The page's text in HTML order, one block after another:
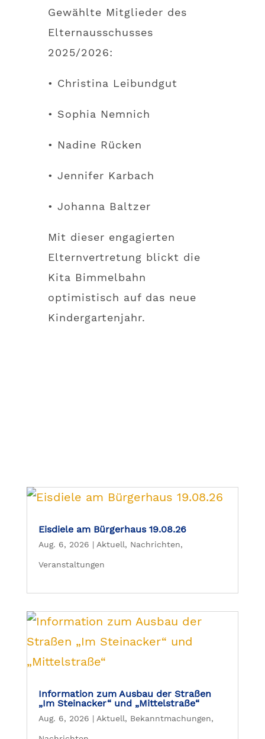
Gewählte Mitglieder des
Elternausschusses
2025/2026:
• Christina Leibundgut
• Sophia Nemnich
• Nadine Rücken
• Jennifer Karbach
• Johanna Baltzer
Mit dieser engagierten
Elternvertretung blickt die
Kita Bimmelbahn
optimistisch auf das neue
Kindergartenjahr.
Eisdiele am Bürgerhaus 19.08.26
Aug. 6, 2026 | Aktuell, Nachrichten,
Veranstaltungen
Information zum Ausbau der Straßen
„Im Steinacker“ und „Mittelstraße“
Aug. 6, 2026 | Aktuell, Bekanntmachungen,